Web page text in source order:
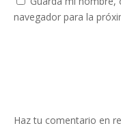
navegador para la
Haz tu comentario en